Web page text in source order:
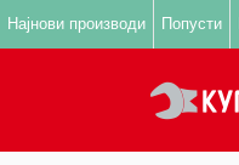
Најнови производи Попусти